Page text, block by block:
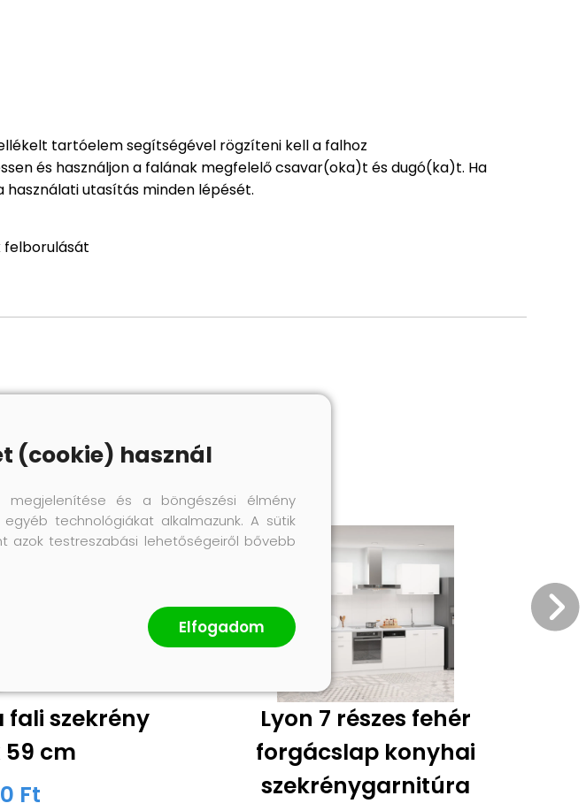
tartóelem segítségével rögzíteni kell a falhoz
és használjon a falának megfelelő csavar(oka)t és dugó(ka)t. Ha
használati utasítás minden lépését.
felborulását
fali szekrény
59 cm
Ft
Lyon 7 részes fehér
forgácslap konyhai
szekrénygarnitúra
(cookie) használ
megjelenítése és a böngészési élmény
technológiákat alkalmazunk. A sütik
azok testreszabási lehetőségeiről bővebb
Elfogadom